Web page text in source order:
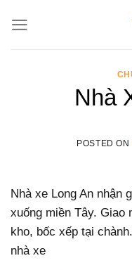
Nhà
POSTED ON
Nhà xe Long An nhận
xuống miền Tây. Giao
kho, bốc xếp tại
nhà xe